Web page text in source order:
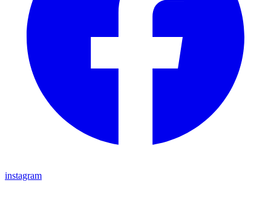
instagram